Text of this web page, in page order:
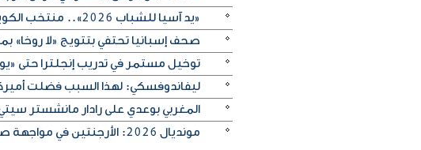
«يد آسيا للشباب 2026».. منتخب الكويت يتغلب على الصين تايبيه «30-29» ويحرز المركز الخامس
صحف إسبانيا تحتفي بتتويج «لا روخا»
توخيل مستمر في تدريب إنجلترا حتى «يورو
ليفاندوفسكي: لهذا السبب فضلت
المغربي بوعدي على رادار مانشستر
مونديال 2026: الأرجنتين في مواجهة صعبة أمام إنجلترا لبلوغ النهائي